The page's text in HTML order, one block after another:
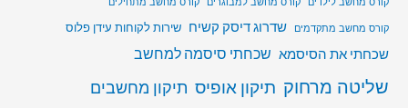
קורס מחשב מתקדמים
שדרוג דיסק קשיח שירות לקוחות עידן פלוס
שכחתי את הסיסמא שכחתי סיסמה למחשב
שליטה מרחוק תיקון אופיס תיקון מחשבים